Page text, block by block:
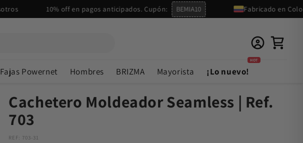
10% off en pagos anticipados. Cupón: BEMIA10 Fabricado en Colombia
Fajas Powernet Hombres BRIZMA Mayorista ¡Lo nuevo!
HOT
Cachetero Moldeador Seamless | Ref.
703
REF: 703-31